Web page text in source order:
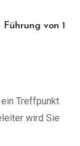
von 1
Treffpunkt
wird Sie